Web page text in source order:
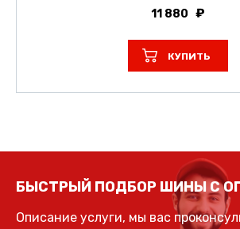
11 880
КУПИТЬ
БЫСТРЫЙ ПОДБОР ШИНЫ С
Описание услуги, мы вас